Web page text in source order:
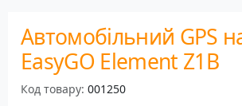
Автомобільний GPS
EasyGO Element Z1B
Код товару: 001250